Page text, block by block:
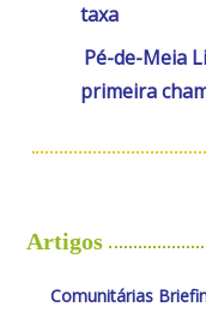
taxa
Pé-de-Meia
primeira
Artigos
Comunitárias